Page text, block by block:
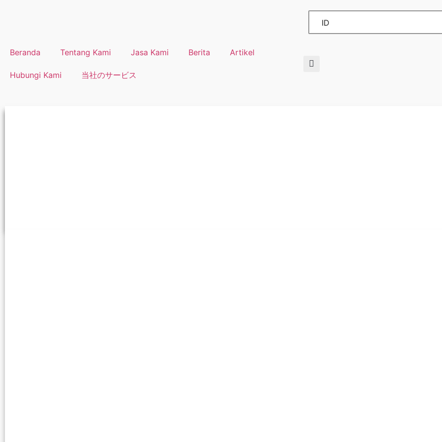
ID
Beranda Tentang Kami Jasa Kami Berita Artikel
Hubungi Kami 当社のサービス